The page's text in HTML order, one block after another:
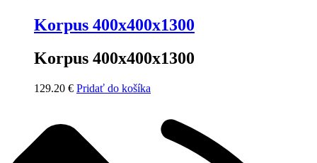
Korpus 400x400x1300
Korpus 400x400x1300
129.20 € Pridať do košíka